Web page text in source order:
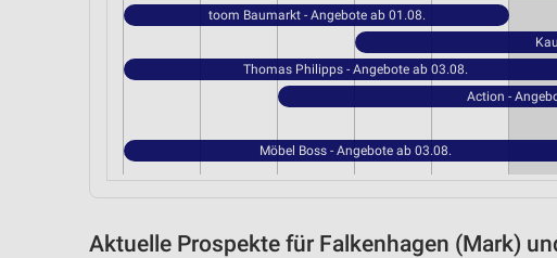
toom Baumarkt - Angebote ab 01.08.
Thomas Philipps - Angebote ab 03.08.
Action -
Möbel Boss - Angebote ab 03.08.
Aktuelle Prospekte für Falkenhagen (Mark)